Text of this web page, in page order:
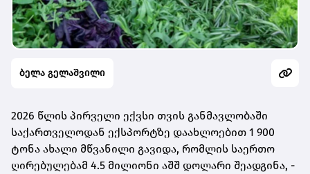
ბელა გელაშვილი
2026 წლის პირველი ექვსი თვის განმავლობაში
საქართველოდან ექსპორტზე დაახლოებით 1 900
ტონა ახალი მწვანილი გავიდა, რომლის საერთო
ღირებულებამ 4.5 მილიონი აშშ დოლარი შეადგინა, -